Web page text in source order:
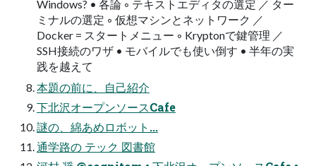
Windows? • 各論 ◦ テキストエディタの選定 ／ ター
ミナルの選定 ◦ 仮想マシンとネットワーク ／
Docker = スタートメニュー ◦ Kryptonで鍵管理 ／
SSH接続のワザ • モバイルでも使い倒す • 半年の実
践を越えて
本題の前に、自己紹介
下北沢オープンソースCafe
謎の、綿あめロボット...
通学路の テック 図書館